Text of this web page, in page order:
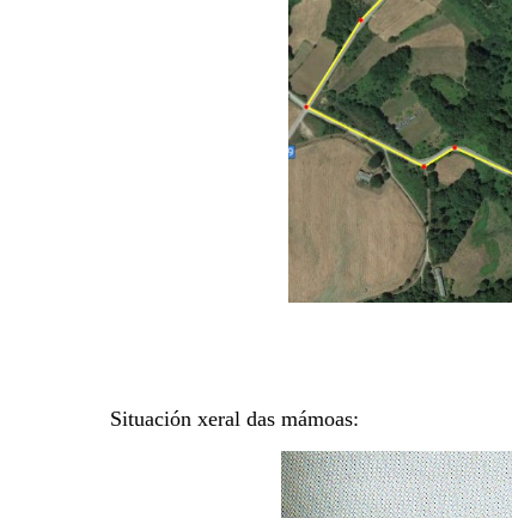
Situación xeral das mámoas: